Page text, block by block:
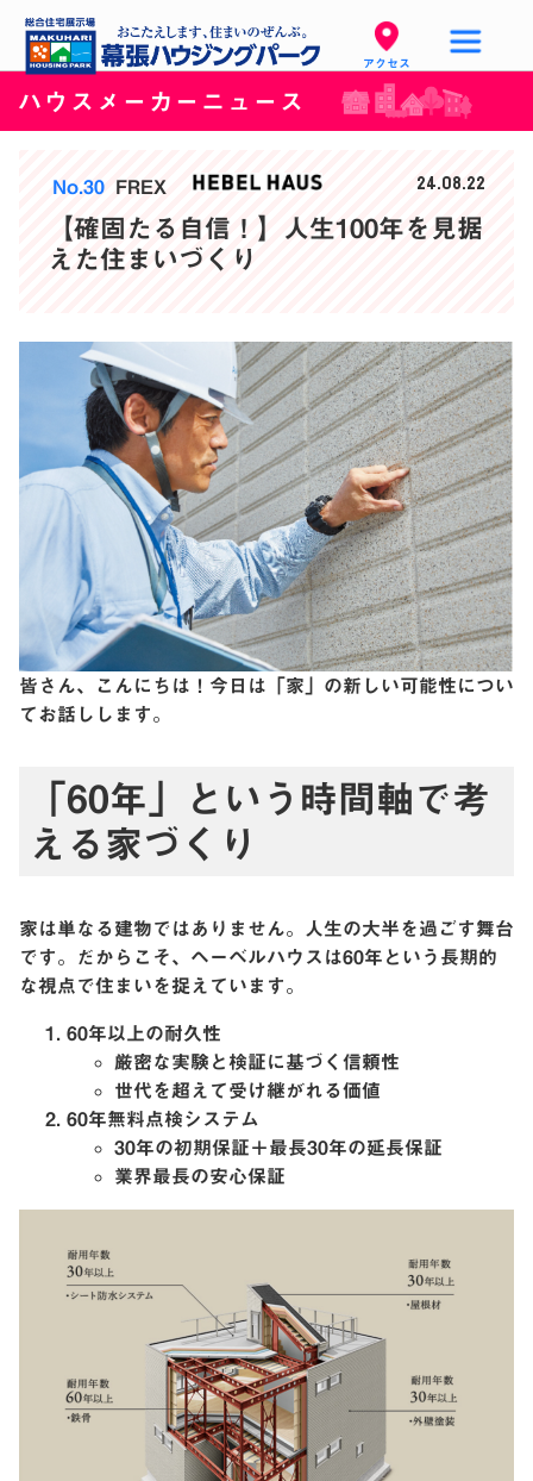
アクセス
ハウスメーカーニュース
No.30 FREX 24.08.22
【確固たる自信！】人生100年を見据
えた住まいづくり
皆さん、こんにちは！今日は「家」の新しい可能性につい
てお話しします。
「60年」という時間軸で考
える家づくり
家は単なる建物ではありません。人生の大半を過ごす舞台
です。だからこそ、ヘーベルハウスは60年という長期的
な視点で住まいを捉えています。
60年以上の耐久性
厳密な実験と検証に基づく信頼性
世代を超えて受け継がれる価値
60年無料点検システム
30年の初期保証＋最長30年の延長保証
業界最長の安心保証